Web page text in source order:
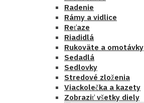
Radenie
Rámy a vidlice
Reťaze
Riadidlá
Rukoväte a omotávky
Sedadlá
Sedlovky
Stredové zloženia
Viackolečka a kazety
Zobraziť všetky diely